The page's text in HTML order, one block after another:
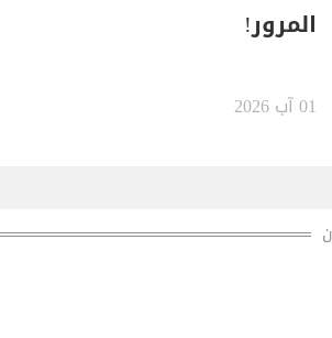
المرور!
01 آب 2026